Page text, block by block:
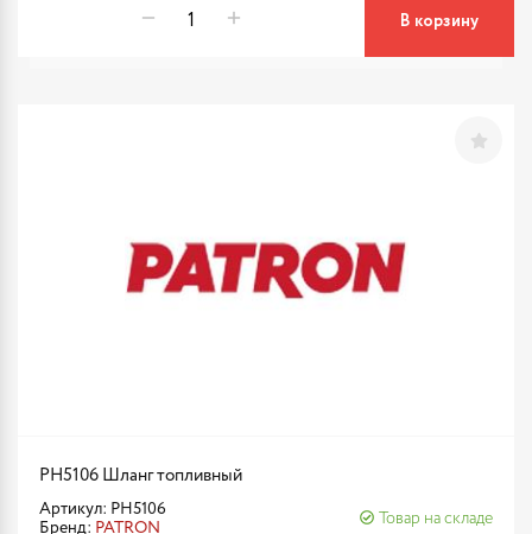
В корзину
PH5106 Шланг топливный
Артикул: PH5106
Бренд: PATRON
Товар на складе